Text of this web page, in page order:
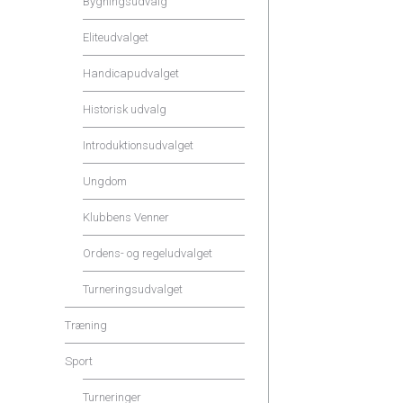
Eliteudvalget
Handicapudvalget
Historisk udvalg
Introduktionsudvalget
Ungdom
Klubbens Venner
Ordens- og regeludvalget
Turneringsudvalget
Træning
Sport
Turneringer